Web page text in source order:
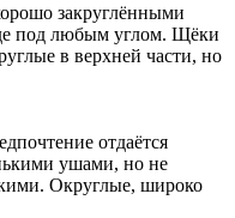
закруглёнными
под любым углом. Щёки
в верхней части, но
отдаётся
ушами, но не
Округлые, широко